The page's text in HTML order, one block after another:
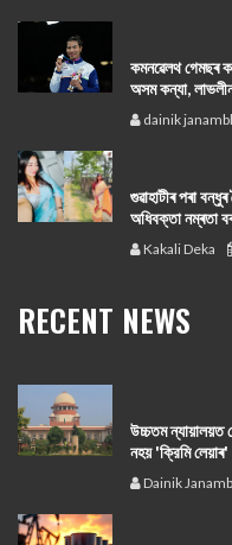
কমনৱেলথ গেমছৰ
অসম কন্যা,
dainik
গুৱাহাটীৰ পৰা
অধিবক্তা নম্ৰতা
Kakali Deka
RECENT NEWS
উচ্চতম ন্যায়ালয়ত
নহয় 'ক্রিমি লেয়াৰ'
Dainik